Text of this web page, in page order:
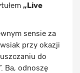
„Live
sensie za
przy okazji
do
Ba, odnoszę